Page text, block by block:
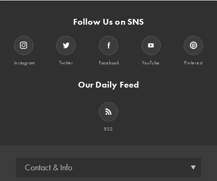
Follow Us on SNS
Instagram Twitter Facebook YouTube Pinterest
Our Daily Feed
RSS
Contact & Info